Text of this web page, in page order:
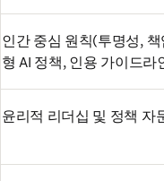
인간 중심 원칙(투명성,
형 AI 정책, 인용 가이드라
윤리적 리더십 및 정책 자